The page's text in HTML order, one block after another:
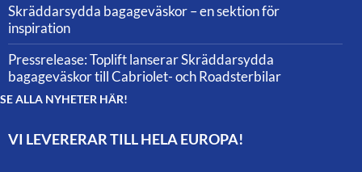
Skräddarsydda bagageväskor – en sektion för
inspiration
Pressrelease: Toplift lanserar Skräddarsydda
bagageväskor till Cabriolet- och Roadsterbilar
SE ALLA NYHETER HÄR!
VI LEVERERAR TILL HELA EUROPA!